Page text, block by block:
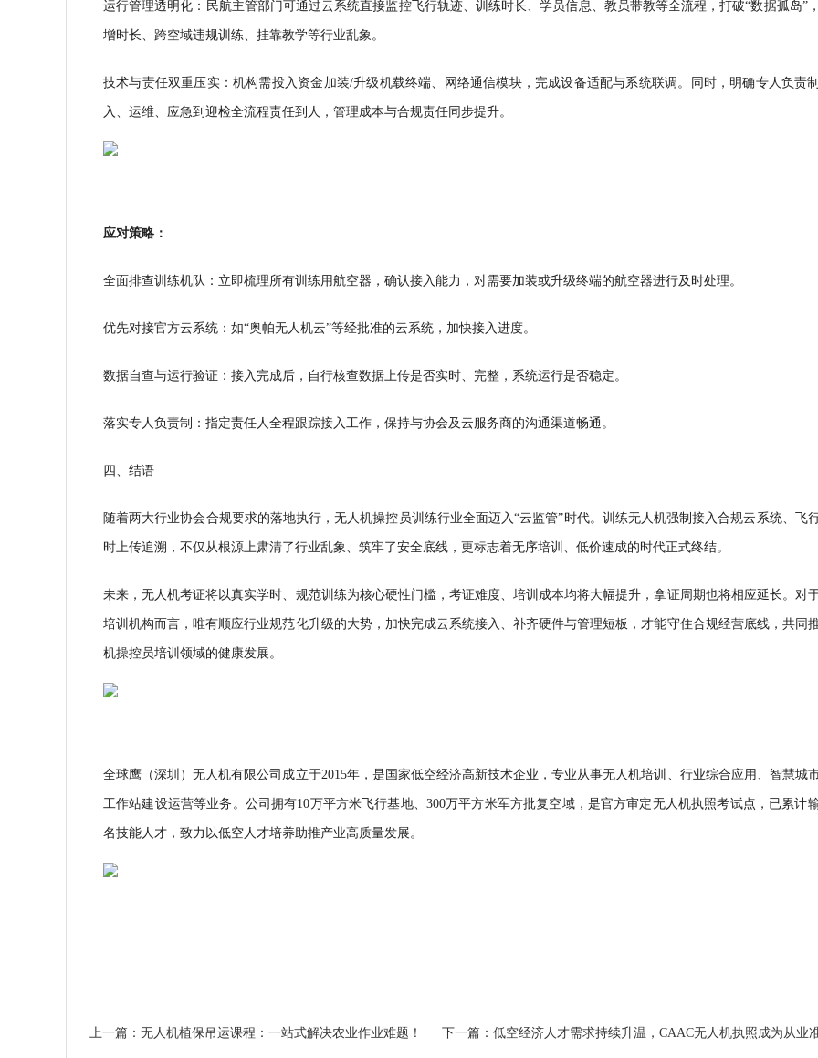
运行管理透明化：民航主管部门可通过云系统直接监控飞行轨迹、训练时长、学员信息、教员带教等全流程，打破“数据孤岛”
增时长、跨空域违规训练、挂靠教学等行业乱象。
技术与责任双重压实：机构需投入资金加装/升级机载终端、网络通信模块，完成设备适配与系统联调。同时，明确专人负责
入、运维、应急到迎检全流程责任到人，管理成本与合规责任同步提升。
应对策略：
全面排查训练机队：立即梳理所有训练用航空器，确认接入能力，对需要加装或升级终端的航空器进行及时处理。
优先对接官方云系统：如“奥帕无人机云”等经批准的云系统，加快接入进度。
数据自查与运行验证：接入完成后，自行核查数据上传是否实时、完整，系统运行是否稳定。
落实专人负责制：指定责任人全程跟踪接入工作，保持与协会及云服务商的沟通渠道畅通。
四、结语
随着两大行业协会合规要求的落地执行，无人机操控员训练行业全面迈入“云监管”时代。训练无人机强制接入合规云系统、飞
时上传追溯，不仅从根源上肃清了行业乱象、筑牢了安全底线，更标志着无序培训、低价速成的时代正式终结。
未来，无人机考证将以真实学时、规范训练为核心硬性门槛，考证难度、培训成本均将大幅提升，拿证周期也将相应延长。对
培训机构而言，唯有顺应行业规范化升级的大势，加快完成云系统接入、补齐硬件与管理短板，才能守住合规经营底线，共同
机操控员培训领域的健康发展。
全球鹰（深圳）无人机有限公司成立于2015年，是国家低空经济高新技术企业，专业从事无人机培训、行业综合应用、智慧城
工作站建设运营等业务。公司拥有10万平方米飞行基地、300万平方米军方批复空域，是官方审定无人机执照考试点，已累计
名技能人才，致力以低空人才培养助推产业高质量发展。
上一篇：无人机植保吊运课程：一站式解决农业作业难题！ 下一篇：低空经济人才需求持续升温，CAAC无人机执照成为从业